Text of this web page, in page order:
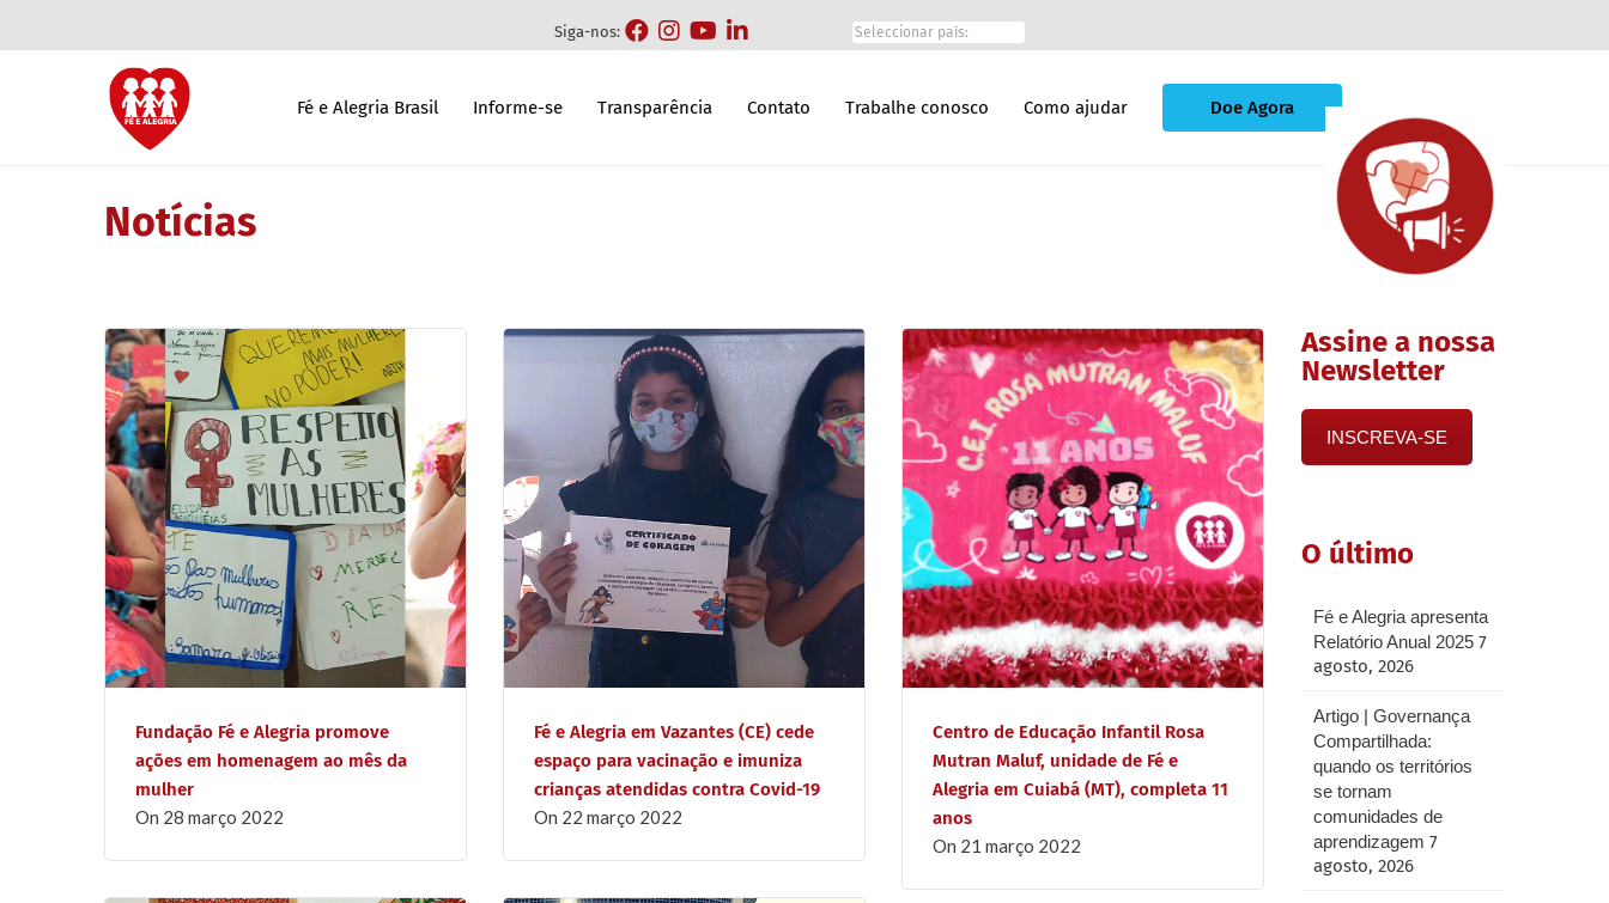
Siga-nos:
Fé e Alegria Brasil Informe-se Transparência Contato Trabalhe conosco Como ajudar Doe Agora
Notícias
Fundação Fé e Alegria promove
ações em homenagem ao mês da
mulher
on 28 março 2022
Fé e Alegria em Vazantes (CE) cede
espaço para vacinação e imuniza
crianças atendidas contra Covid-19
on 22 março 2022
Centro de Educação Infantil Rosa
Mutran Maluf, unidade de Fé e
Alegria em Cuiabá (MT), completa 11
anos
on 21 março 2022
Assine a nossa
Newsletter
INSCREVA-SE
O último
Fé e Alegria apresenta
Relatório Anual 2025 7
agosto, 2026
Artigo | Governança
Compartilhada:
quando os territórios
se tornam
comunidades de
aprendizagem 7
agosto, 2026